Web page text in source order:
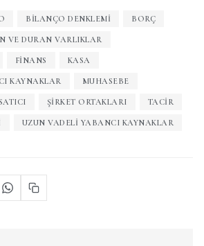
BILANÇO DENKLEMI BORÇ
VE DURAN VARLIKLAR
FINANS KASA
KAYNAKLAR MUHASEBE
ŞIRKET ORTAKLARI TACIR
UZUN VADELI YABANCI KAYNAKLAR